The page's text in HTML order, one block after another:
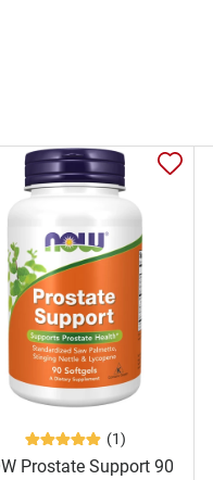
(1)
Prostate Support 90